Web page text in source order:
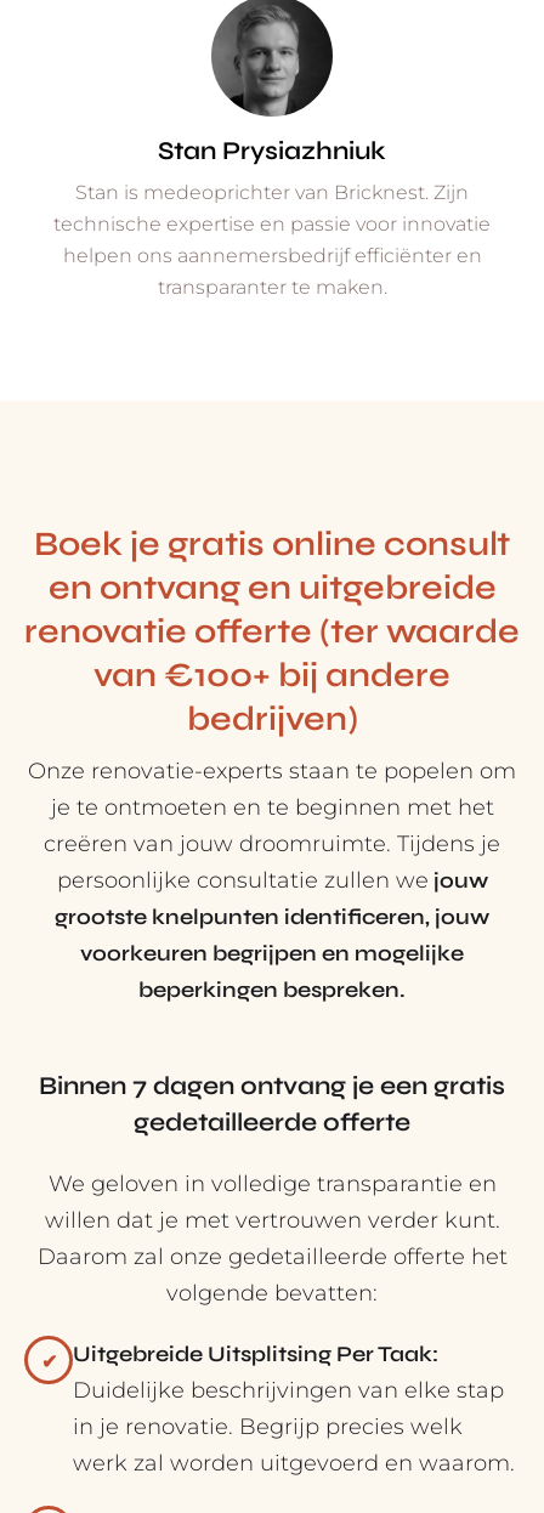
Stan Prysiazhniuk
Stan is medeoprichter van Bricknest. Zijn
technische expertise en passie voor innovatie
helpen ons aannemersbedrijf efficiënter en
transparanter te maken.
Boek je gratis online consult
en ontvang en uitgebreide
renovatie offerte (ter waarde
van €100+ bij andere
bedrijven)
Onze renovatie-experts staan te popelen om
je te ontmoeten en te beginnen met het
creëren van jouw droomruimte. Tijdens je
persoonlijke consultatie zullen we jouw
grootste knelpunten identificeren, jouw
voorkeuren begrijpen en mogelijke
beperkingen bespreken.
Binnen 7 dagen ontvang je een gratis
gedetailleerde offerte
We geloven in volledige transparantie en
willen dat je met vertrouwen verder kunt.
Daarom zal onze gedetailleerde offerte het
volgende bevatten:
✔
Uitgebreide Uitsplitsing Per Taak:
Duidelijke beschrijvingen van elke stap
in je renovatie. Begrijp precies welk
werk zal worden uitgevoerd en waarom.